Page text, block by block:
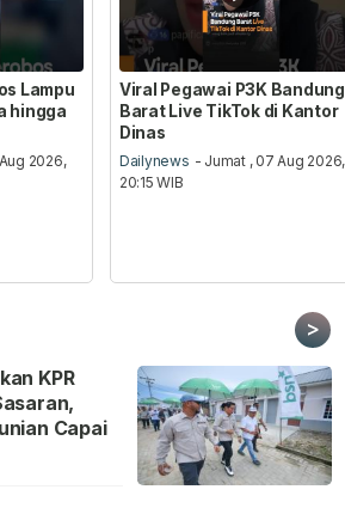
Lampu
hingga
2026,
Viral Pegawai P3K Bandung
Barat Live TikTok di Kantor
Dinas
Dailynews - Jumat , 07 Aug 2026,
20:15 WIB
>
KPR
Capai